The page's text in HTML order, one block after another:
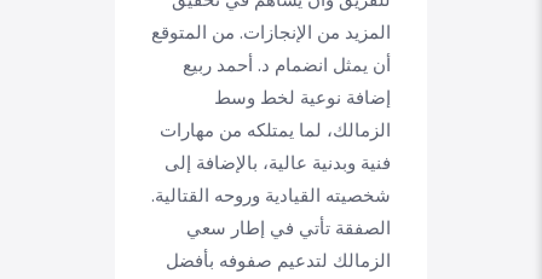
المزيد من الإنجازات. من المتوقع
أن يمثل انضمام د. أحمد ربيع
إضافة نوعية لخط وسط
الزمالك، لما يمتلكه من مهارات
فنية وبدنية عالية، بالإضافة إلى
شخصيته القيادية وروحه القتالية.
الصفقة تأتي في إطار سعي
الزمالك لتدعيم صفوفه بأفضل